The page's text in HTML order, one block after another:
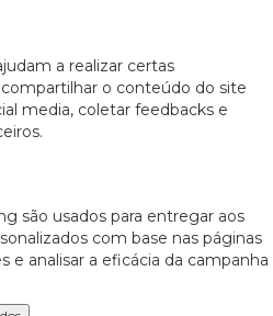
a realizar certas
o conteúdo do site
media, coletar feedbacks e
são usados para entregar aos
com base nas páginas
e analisar a eficácia da campanha